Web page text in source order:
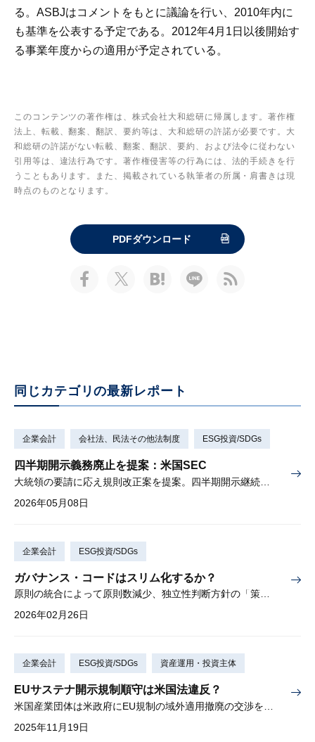
る。ASBJはコメントをもとに議論を行い、2010年内に
も基準を公表する予定である。2012年4月1日以後開始す
る事業年度からの適用が予定されている。
このコンテンツの著作権は、株式会社大和総研に帰属します。著作権
法上、転載、翻案、翻訳、要約等は、大和総研の許諾が必要です。大
和総研の許諾がない転載、翻案、翻訳、要約、および法令に従わない
引用等は、違法行為です。著作権侵害等の行為には、法的手続きを行
うこともあります。また、掲載されている執筆者の所属・肩書きは現
時点のものとなります。
PDFダウンロード
同じカテゴリの最新レポート
企業会計 会社法、民法その他法制度 ESG投資/SDGs
四半期開示義務廃止を提案：米国SEC
2026年05月08日
企業会計 ESG投資/SDGs
ガバナンス・コードはスリム化するか？
原則の統合によって原則数減少、独立性判断方針の「策定・開示」から「策定」へ変更し要開示事項が減少
2026年02月26日
企業会計 ESG投資/SDGs 資産運用・投資主体
EUサステナ開示規制順守は米国法違反？
2025年11月19日